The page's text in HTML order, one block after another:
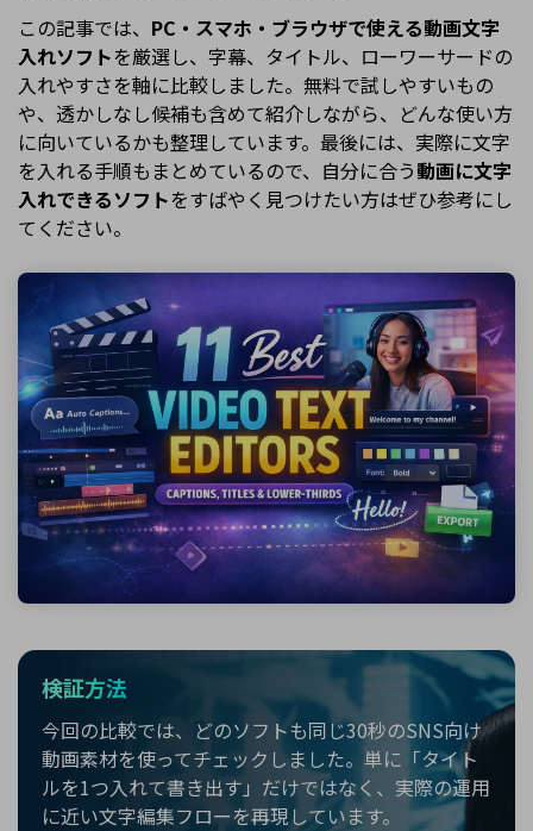
この記事では、 PC・スマホ・ブラウザで使える動画文字
入れソフトを厳選し、字幕、タイトル、ローワーサードの
入れやすさを軸に比較しました。無料で試しやすいもの
や、透かしなし候補も含めて紹介しながら、どんな使い方
に向いているかも整理しています。最後には、実際に文字
を入れる手順もまとめているので、自分に合う動画に文字
入れできるソフトをすばやく見つけたい方はぜひ参考にし
てください。
検証方法
今回の比較では、どのソフトも同じ30秒のSNS向け
動画素材を使ってチェックしました。単に「タイト
ルを1つ入れて書き出す」だけではなく、実際の運用
に近い文字編集フローを再現しています。